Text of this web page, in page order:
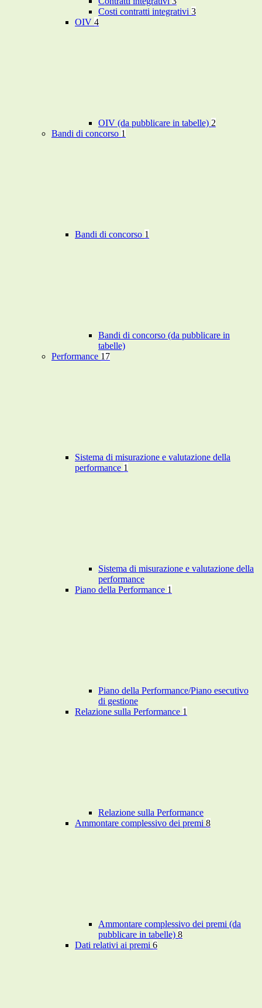
Costi contratti integrativi 3
OIV 4
OIV (da pubblicare in tabelle) 2
Bandi di concorso 1
Bandi di concorso 1
Bandi di concorso (da pubblicare in
tabelle)
Performance 17
Sistema di misurazione e valutazione della
performance 1
Sistema di misurazione e valutazione della
performance
Piano della Performance 1
Piano della Performance/Piano esecutivo
di gestione
Relazione sulla Performance 1
Relazione sulla Performance
Ammontare complessivo dei premi 8
Ammontare complessivo dei premi (da
pubblicare in tabelle) 8
Dati relativi ai premi 6